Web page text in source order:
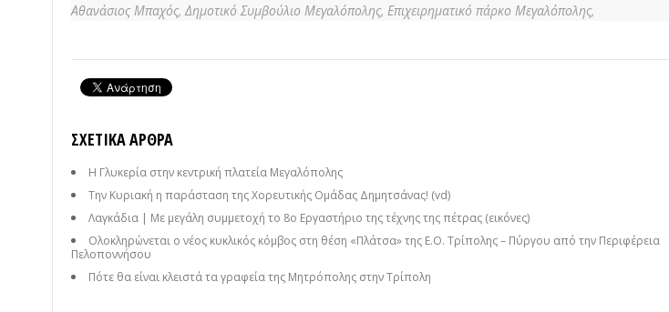
Αθανάσιος Μπαχός, Δημοτικό Συμβούλιο Μεγαλόπολης, Επιχειρηματικό πάρκο Μεγαλόπολης,
ΣΧΕΤΙΚΆ ΆΡΘΡΑ
Η Γλυκερία στην κεντρική πλατεία Μεγαλόπολης
Την Κυριακή η παράσταση της Χορευτικής Ομάδας Δημητσάνας! (vd)
Λαγκάδια | Με μεγάλη συμμετοχή το 8ο Εργαστήριο της τέχνης της πέτρας (εικόνες)
Ολοκληρώνεται ο νέος κυκλικός κόμβος στη θέση «Πλάτσα» της Ε.Ο. Τρίπολης – Πύργου από την Περιφέρεια
Πελοποννήσου
Πότε θα είναι κλειστά τα γραφεία της Μητρόπολης στην Τρίπολη